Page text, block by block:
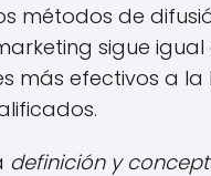
métodos de
sigue
más efectivos a
definición y